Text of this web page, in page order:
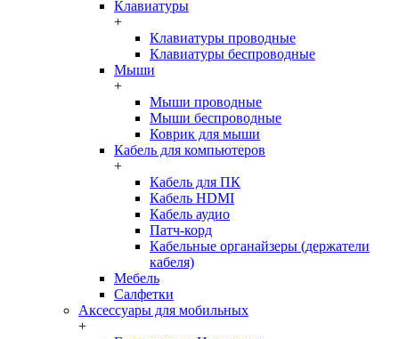
Клавиатуры
+
Клавиатуры проводные
Клавиатуры беспроводные
Мыши
+
Мыши проводные
Мыши беспроводные
Коврик для мыши
Кабель для компьютеров
+
Кабель для ПК
Кабель HDMI
Кабель аудио
Патч-корд
Кабельные органайзеры (держатели
кабеля)
Мебель
Салфетки
Аксессуары для мобильных
+